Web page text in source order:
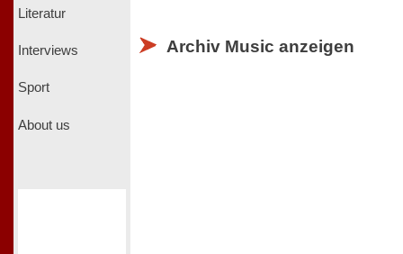
Literatur
Interviews
Sport
About us
Archiv Music anzeigen